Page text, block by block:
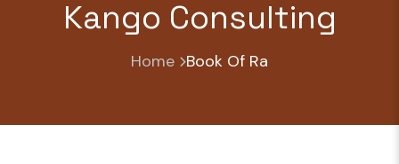
Kango Consulting
Home Book Of Ra